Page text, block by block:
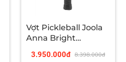
Vợt Pickleball Joola
Anna Bright
3.950.000đ 8.398.000đ